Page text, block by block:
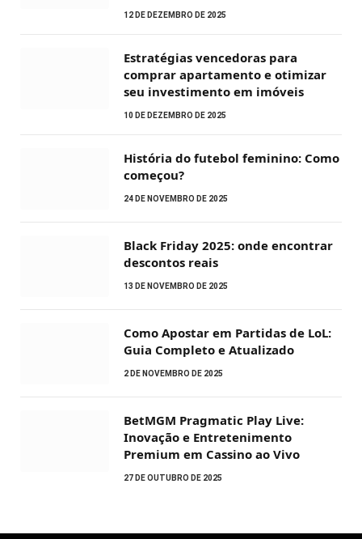
12 DE DEZEMBRO DE 2025
Estratégias vencedoras para
comprar apartamento e otimizar
seu investimento em imóveis
10 DE DEZEMBRO DE 2025
História do futebol feminino: Como
começou?
24 DE NOVEMBRO DE 2025
Black Friday 2025: onde encontrar
descontos reais
13 DE NOVEMBRO DE 2025
Como Apostar em Partidas de LoL:
Guia Completo e Atualizado
2 DE NOVEMBRO DE 2025
BetMGM Pragmatic Play Live:
Inovação e Entretenimento
Premium em Cassino ao Vivo
27 DE OUTUBRO DE 2025